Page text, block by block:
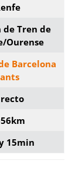
de Tren de
Ourense
Barcelona
15min